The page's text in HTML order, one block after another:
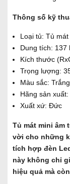
Thông số kỹ
Loại tủ: Tủ
Dung tích: 137
Kích thước
Trọng lượng:
Màu sắc: Trắng
Hãng sản
Xuất xứ: Đức
Tủ mát mini âm
vời cho những
tích hợp đèn
này không chỉ
hiệu quả mà